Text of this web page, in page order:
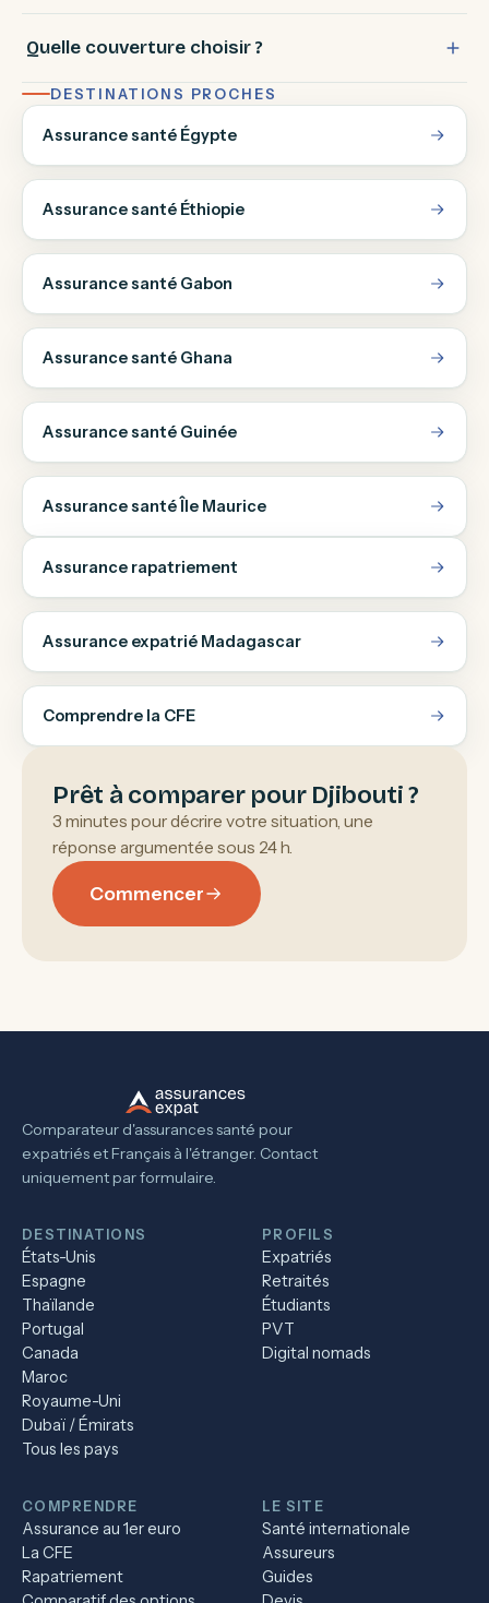
Quelle couverture choisir ?
DESTINATIONS PROCHES
Assurance santé Égypte
Assurance santé Éthiopie
Assurance santé Gabon
Assurance santé Ghana
Assurance santé Guinée
Assurance santé Île Maurice
Assurance rapatriement
Assurance expatrié Madagascar
Comprendre la CFE
Prêt à comparer pour Djibouti ?
3 minutes pour décrire votre situation, une
réponse argumentée sous 24 h.
Commencer
Comparateur d'assurances santé pour
expatriés et Français à l'étranger. Contact
uniquement par formulaire.
DESTINATIONS
États-Unis
Espagne
Thaïlande
Portugal
Canada
Maroc
Royaume-Uni
Dubaï / Émirats
Tous les pays
PROFILS
Expatriés
Retraités
Étudiants
PVT
Digital nomads
COMPRENDRE
Assurance au 1er euro
La CFE
Rapatriement
LE SITE
Santé internationale
Assureurs
Guides